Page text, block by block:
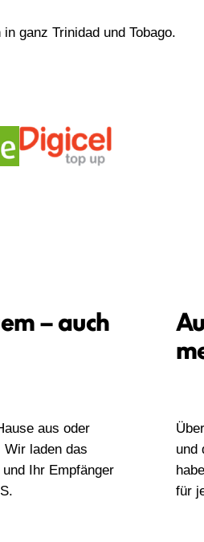
ganz Trinidad und Tobago.
– auch
aus oder
Wir laden das
Ihr Empfänger
und
für